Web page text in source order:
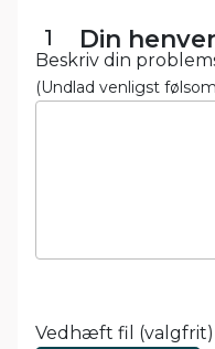
1 Din
(Undlad venligst
Beskriv din
Vedhæft fil (valgfrit)